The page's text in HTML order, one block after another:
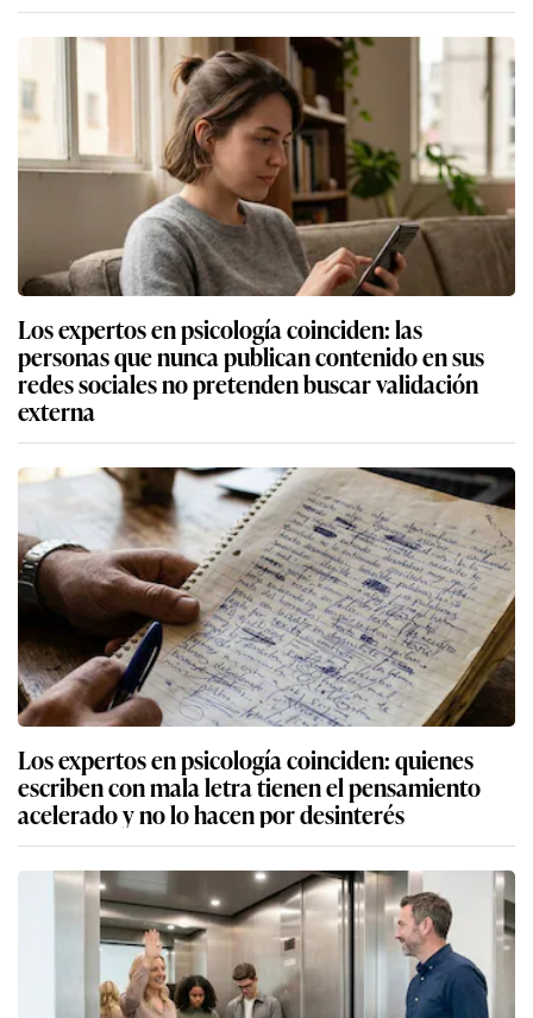
Los expertos en psicología coinciden: las
personas que nunca publican contenido en sus
redes sociales no pretenden buscar validación
externa
Los expertos en psicología coinciden: quienes
escriben con mala letra tienen el pensamiento
acelerado y no lo hacen por desinterés